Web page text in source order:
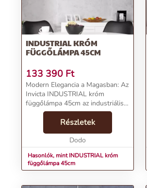
INDUSTRIAL KRÓM
FÜGGŐLÁMPA 45CM
133 390 Ft
Modern Elegancia a Magasban: Az
Invicta INDUSTRIAL króm
függőlámpa 45cm az industriális
design és a funkcionalitás
tökéletes ötvözetét kínálja,
feldobja otthonod vagy irodád
stílusát.Termékjellemzők:N...
Részletek
Dodo
Hasonlók, mint INDUSTRIAL króm
függőlámpa 45cm